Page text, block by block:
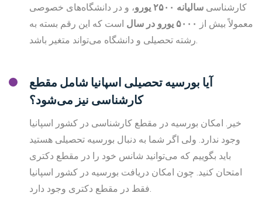
کارشناسی سالیانه ۲۵۰۰ یورو
، و در دانشگاه‌های خصوصی
معمولاً بیش از ۵۰۰۰ یورو در سال است که این رقم بسته به
رشته تحصیلی و دانشگاه می‌تواند متغیر باشد.
آیا بورسیه تحصیلی اسپانیا شامل مقطع
کارشناسی نیز می‌شود؟
خیر. امکان بورسیه در مقطع کارشناسی در کشور اسپانیا
وجود ندارد. ولی اگر شما به دنبال بورسیه تحصیلی هستید
باید بگوییم که می‌توانید شانس خود را در مقطع دکتری
امتحان کنید. چون امکان دریافت بورسیه در کشور اسپانیا
فقط در مقطع دکتری وجود دارد.